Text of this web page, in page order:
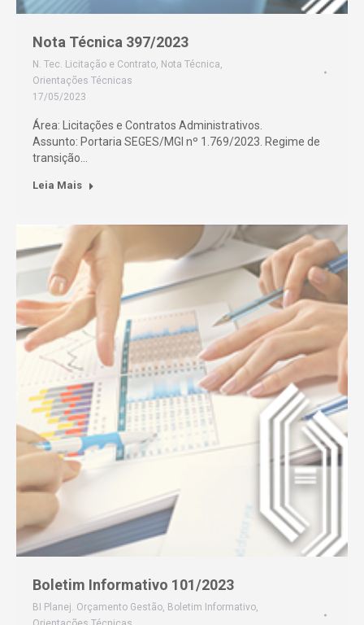
Nota Técnica 397/2023
N. Tec. Licitação e Contrato, Nota Técnica,
Orientações Técnicas
17/05/2023
Área: Licitações e Contratos Administrativos.
Assunto: Portaria SEGES/MGI nº 1.769/2023. Regime de
transição…
Leia Mais
Boletim Informativo 101/2023
BI Planej. Orçamento Gestão, Boletim Informativo,